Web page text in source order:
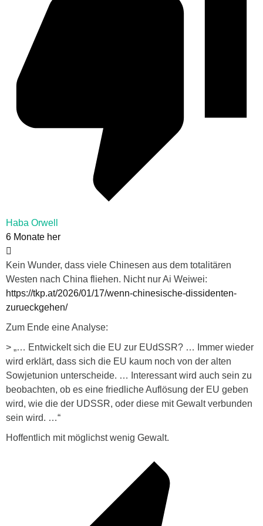
Haba Orwell
6 Monate her
Kein Wunder, dass viele Chinesen aus dem totalitären
Westen nach China fliehen. Nicht nur Ai Weiwei:
https://tkp.at/2026/01/17/wenn-chinesische-dissidenten-
zurueckgehen/
Zum Ende eine Analyse:
> „… Entwickelt sich die EU zur EUdSSR? … Immer wieder
wird erklärt, dass sich die EU kaum noch von der alten
Sowjetunion unterscheide. … Interessant wird auch sein zu
beobachten, ob es eine friedliche Auflösung der EU geben
wird, wie die der UDSSR, oder diese mit Gewalt verbunden
sein wird. …“
Hoffentlich mit möglichst wenig Gewalt.